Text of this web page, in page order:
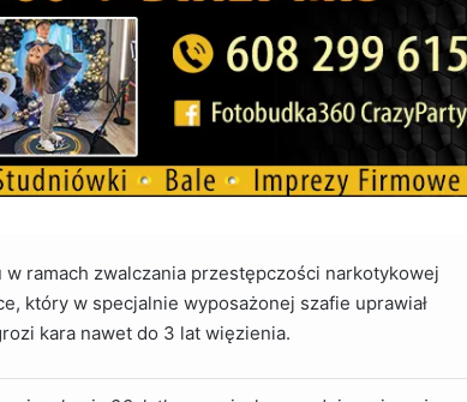
ramach zwalczania przestępczości narkotykowej
który w specjalnie wyposażonej szafie uprawiał
kara nawet do 3 lat więzienia.